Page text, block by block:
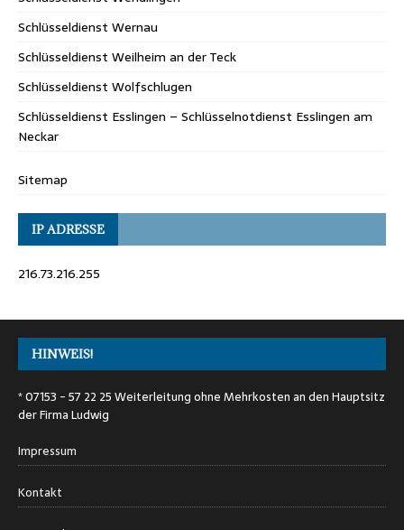
Schlüsseldienst Wernau
Schlüsseldienst Weilheim an der Teck
Schlüsseldienst Wolfschlugen
Schlüsseldienst Esslingen – Schlüsselnotdienst Esslingen am
Neckar
Sitemap
IP ADRESSE
216.73.216.255
HINWEIS!
* 07153 - 57 22 25 Weiterleitung ohne Mehrkosten an den Hauptsitz
der Firma Ludwig
Impressum
Kontakt